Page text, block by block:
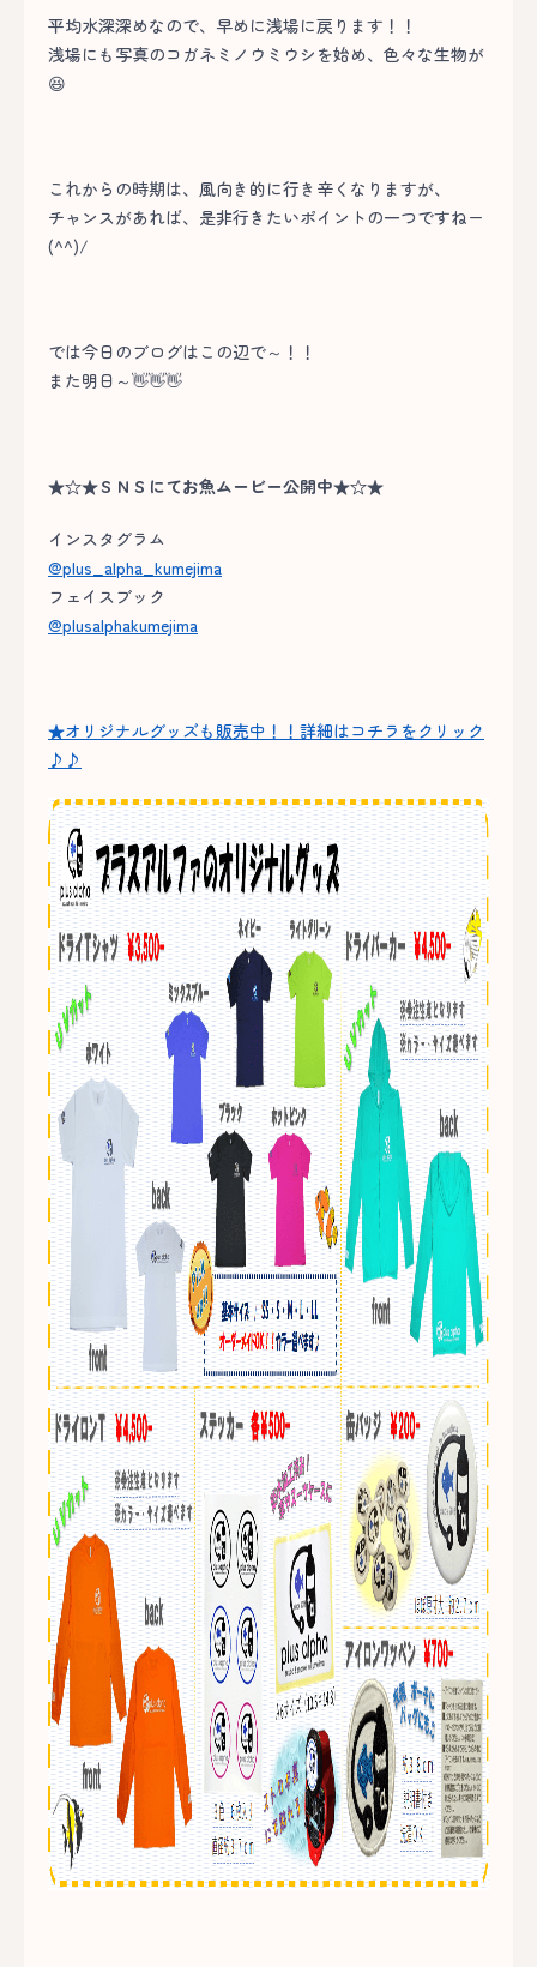
平均水深深めなので、早めに浅場に戻ります！！
浅場にも写真のコガネミノウミウシを始め、色々な生物が
😆
これからの時期は、風向き的に行き辛くなりますが、
チャンスがあれば、是非行きたいポイントの一つですねー
(^^)/
では今日のブログはこの辺で～！！
また明日～👋👋👋
★☆★ＳＮＳにてお魚ムービー公開中★☆★
インスタグラム
@plus_alpha_kumejima
フェイスブック
@plusalphakumejima
★オリジナルグッズも販売中！！詳細はコチラをクリック
♪♪